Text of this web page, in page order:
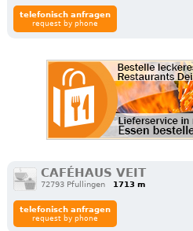
telefonisch anfragen
request by phone
CAFÉHAUS VEIT
72793 Pfullingen 1713 m
telefonisch anfragen
request by phone